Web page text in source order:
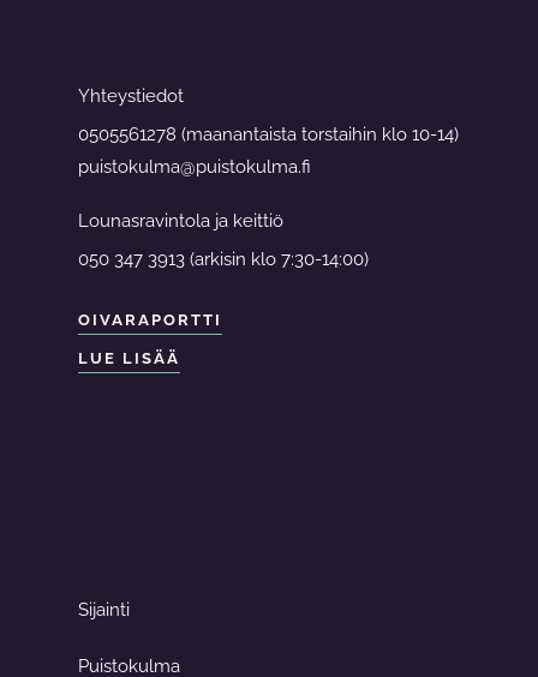
Yhteystiedot
0505561278 (maanantaista torstaihin klo 10-14)
puistokulma@puistokulma.fi
Lounasravintola ja keittiö
050 347 3913 (arkisin klo 7:30-14:00)
OIVARAPORTTI
LUE LISÄÄ
Sijainti
Puistokulma